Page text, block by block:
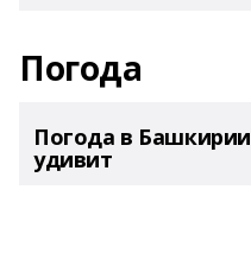
Погода
Погода в Башкирии
удивит